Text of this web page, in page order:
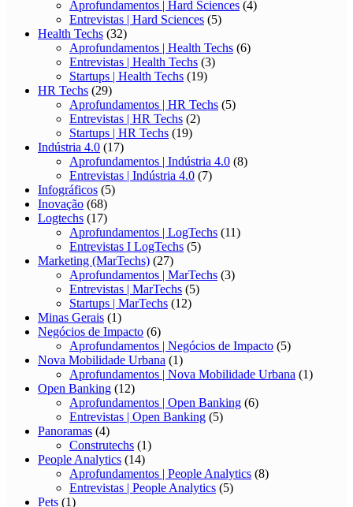
Aprofundamentos | Hard Sciences (4)
Entrevistas | Hard Sciences (5)
Health Techs (32)
Aprofundamentos | Health Techs (6)
Entrevistas | Health Techs (3)
Startups | Health Techs (19)
HR Techs (29)
Aprofundamentos | HR Techs (5)
Entrevistas | HR Techs (2)
Startups | HR Techs (19)
Indústria 4.0 (17)
Aprofundamentos | Indústria 4.0 (8)
Entrevistas | Indústria 4.0 (7)
Infográficos (5)
Inovação (68)
Logtechs (17)
Aprofundamentos | LogTechs (11)
Entrevistas I LogTechs (5)
Marketing (MarTechs) (27)
Aprofundamentos | MarTechs (3)
Entrevistas | MarTechs (5)
Startups | MarTechs (12)
Minas Gerais (1)
Negócios de Impacto (6)
Aprofundamentos | Negócios de Impacto (5)
Nova Mobilidade Urbana (1)
Aprofundamentos | Nova Mobilidade Urbana (1)
Open Banking (12)
Aprofundamentos | Open Banking (6)
Entrevistas | Open Banking (5)
Panoramas (4)
Construtechs (1)
People Analytics (14)
Aprofundamentos | People Analytics (8)
Entrevistas | People Analytics (5)
Pets (1)